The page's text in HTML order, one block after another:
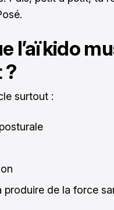
l’aïkido
?
surtout :
produire de la force